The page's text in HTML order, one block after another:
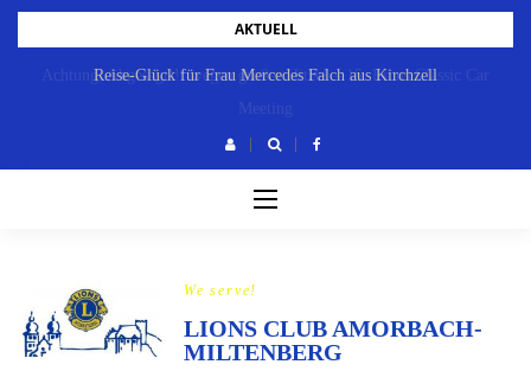
Skip
AKTUELL
Achtung: Abgesagt!!! wegen großer Hitze! – 15. Lions Classic Car
Meeting
Reise-Glück für Frau Mercedes Falch aus Kirchzell
We serve!
LIONS CLUB AMORBACH-
MILTENBERG